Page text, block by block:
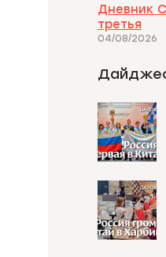
Дневник
третья
04/08/2026